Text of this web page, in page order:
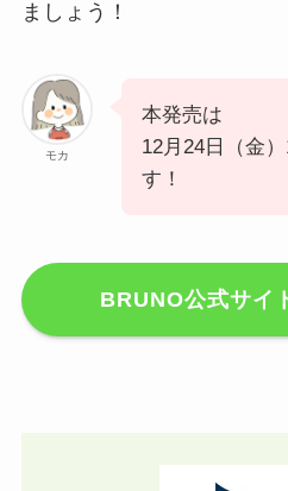
ましょう！
モカ
本発売は
12月24日（金
す！
BRUNO公式サイ